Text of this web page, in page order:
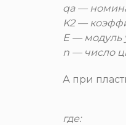
qa —
K2 —
E — модуль
n — число
А при
где: